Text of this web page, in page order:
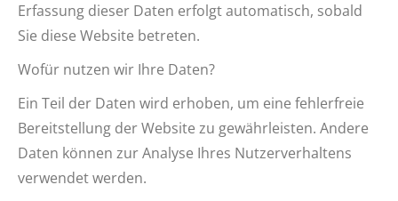
Erfassung dieser Daten erfolgt automatisch, sobald
Sie diese Website betreten.
Wofür nutzen wir Ihre Daten?
Ein Teil der Daten wird erhoben, um eine fehlerfreie
Bereitstellung der Website zu gewährleisten. Andere
Daten können zur Analyse Ihres Nutzerverhaltens
verwendet werden.